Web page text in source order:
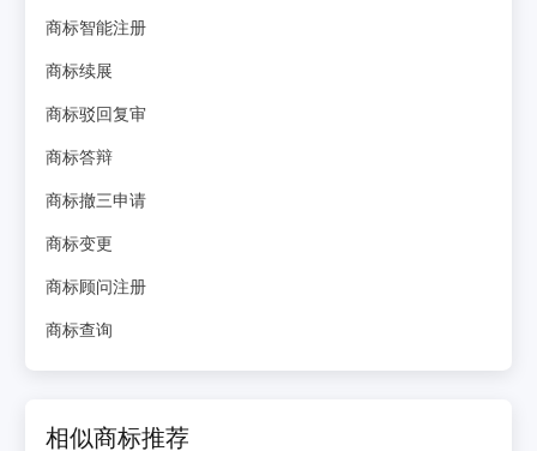
商标智能注册
商标续展
商标驳回复审
商标答辩
商标撤三申请
商标变更
商标顾问注册
商标查询
相似商标推荐